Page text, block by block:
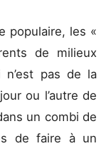
populaire, les «
de milieux
pas de la
ou l’autre de
un combi de
de faire à un